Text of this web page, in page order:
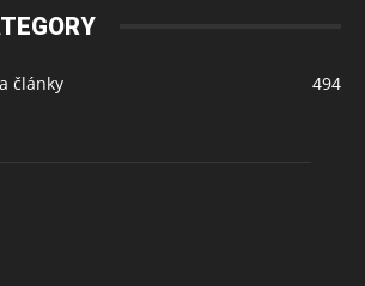
články 494